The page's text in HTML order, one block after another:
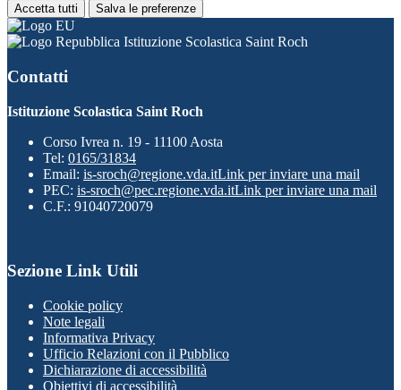
Accetta tutti Salva le preferenze
Istituzione Scolastica Saint Roch
Contatti
Istituzione Scolastica Saint Roch
Corso Ivrea n. 19 - 11100 Aosta
Tel: 0165/31834
Email: is-sroch@regione.vda.itLink per inviare una mail
PEC: is-sroch@pec.regione.vda.itLink per inviare una mail
C.F.: 91040720079
Sezione Link Utili
Cookie policy
Note legali
Informativa Privacy
Ufficio Relazioni con il Pubblico
Dichiarazione di accessibilità
Obiettivi di accessibilità